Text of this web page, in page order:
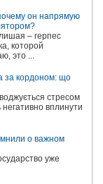
он напрямую
– герпес
которой
это ...
за кордоном: що
стресом
вплинути
о важном
уже